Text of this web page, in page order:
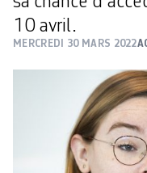
10 avril.
MERCREDI 30 MARS 2022